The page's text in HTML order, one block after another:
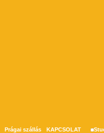
Prágai szállás KAPCSOLAT